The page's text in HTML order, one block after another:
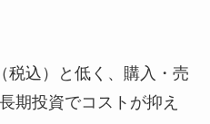
税込）と低く、購入・売
期投資でコストが抑え